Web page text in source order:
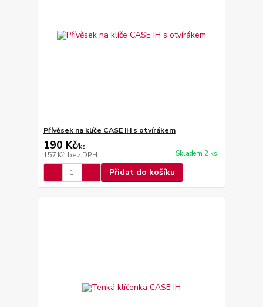
Přívěsek na klíče CASE IH s otvírákem
190 Kč/ks
157 Kč bez DPH Skladem 2 ks
Přidat do košíku